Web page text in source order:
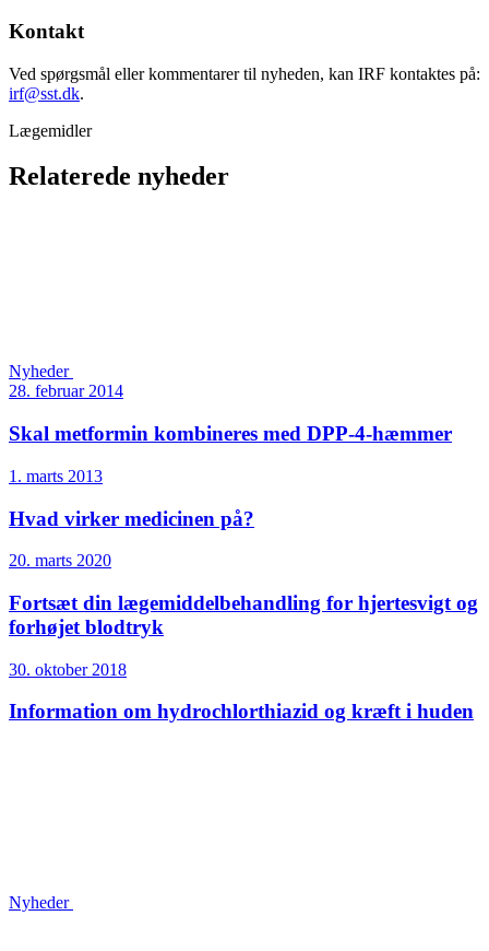
Kontakt
Ved spørgsmål eller kommentarer til nyheden, kan IRF kontaktes på:
irf@sst.dk.
Lægemidler
Relaterede nyheder
Nyheder
28. februar 2014
Skal metformin kombineres med DPP-4-hæmmer
1. marts 2013
Hvad virker medicinen på?
20. marts 2020
Fortsæt din lægemiddelbehandling for hjertesvigt og
forhøjet blodtryk
30. oktober 2018
Information om hydrochlor­thiazid og kræft i huden
Nyheder